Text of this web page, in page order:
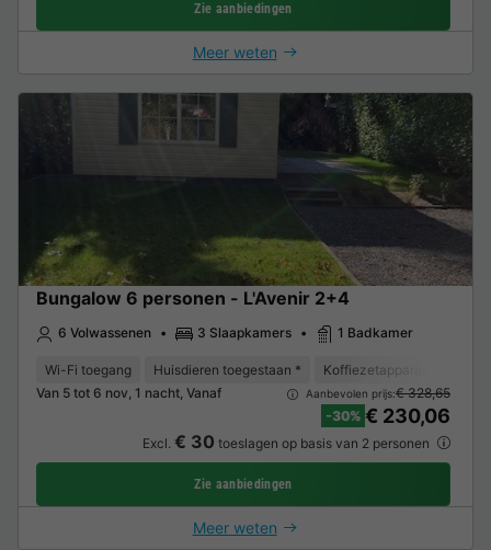
Zie aanbiedingen
Meer weten
Bungalow 6 personen - L'Avenir 2+4
6 Volwassenen 3 Slaapkamers 1 Badkamer
Wi-Fi toegang Huisdieren toegestaan * Koffiezetapparaat
Van 5 tot 6 nov, 1 nacht, Vanaf
Aanbevolen prijs:€ 328,65
-30% € 230,06
Excl. € 30 toeslagen op basis van 2 personen
Zie aanbiedingen
Meer weten